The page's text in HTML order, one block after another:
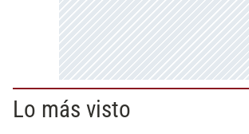
Lo más visto